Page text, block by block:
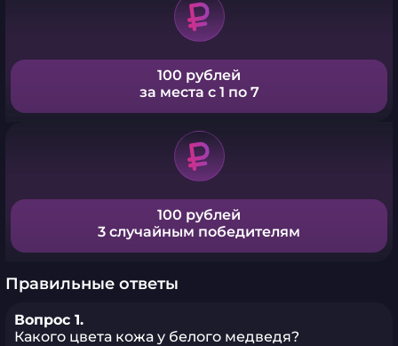
100 рублей
за места с 1 по 7
100 рублей
3 случайным победителям
Правильные ответы
Вопрос 1.
Какого цвета кожа у белого медведя?